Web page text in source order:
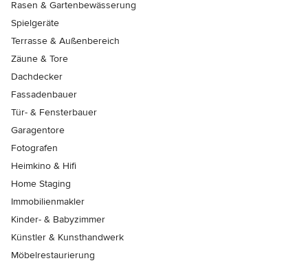
Rasen & Gartenbewässerung
Spielgeräte
Terrasse & Außenbereich
Zäune & Tore
Dachdecker
Fassadenbauer
Tür- & Fensterbauer
Garagentore
Fotografen
Heimkino & Hifi
Home Staging
Immobilienmakler
Kinder- & Babyzimmer
Künstler & Kunsthandwerk
Möbelrestaurierung